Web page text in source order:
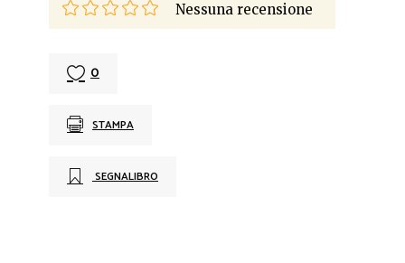
Nessuna recensione
0
STAMPA
SEGNALIBRO